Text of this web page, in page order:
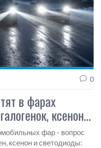
0
в фарах
ксенона
фар - вопрос
ксенон и светодиоды: